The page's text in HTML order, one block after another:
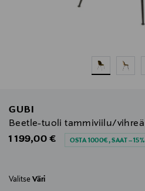
GUBI
Beetle-tuoli tammiviilu/vihreä
Original Price
1 199,00 € OSTA 1000€, SAAT –15%
Valitse Väri